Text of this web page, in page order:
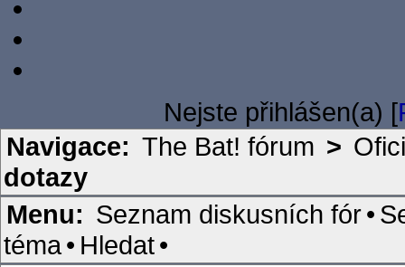
Nejste přihlášen(a) [
Navigace: The Bat! fórum >
dotazy
Menu: Seznam diskusních fór•
téma• Hledat•